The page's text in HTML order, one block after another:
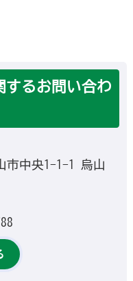
するお問い合わ
市中央1-1-1 烏山